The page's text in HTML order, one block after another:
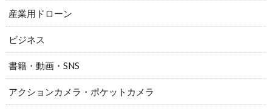
産業用ドローン
ビジネス
書籍・動画・SNS
アクションカメラ・ポケットカメラ